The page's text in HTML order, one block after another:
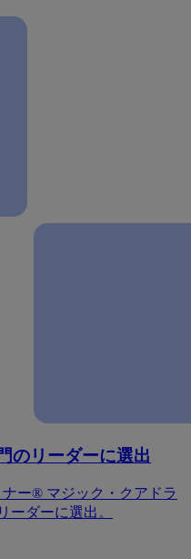
のリーダーに選出
ナー® マジック・クアドラ
ダーに選出。